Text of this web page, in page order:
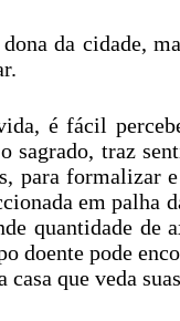
da cidade,
é fácil
sagrado, traz
para
em palha
quantidade de
doente pode
que veda